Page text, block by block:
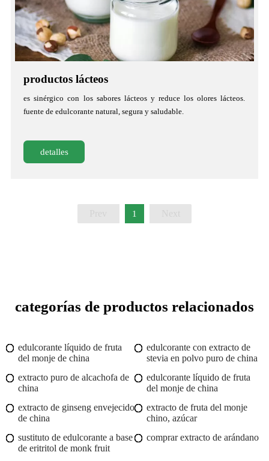
productos lácteos
es sinérgico con los sabores lácteos y reduce los olores lácteos.
fuente de edulcorante natural, segura y saludable.
detalles
1
categorías de productos relacionados
edulcorante líquido de fruta
del monje de china
edulcorante con extracto de
stevia en polvo puro de china
extracto puro de alcachofa de
china
edulcorante líquido de fruta
del monje de china
extracto de ginseng envejecido
de china
extracto de fruta del monje
chino, azúcar
sustituto de edulcorante a base
de eritritol de monk fruit
comprar extracto de arándano